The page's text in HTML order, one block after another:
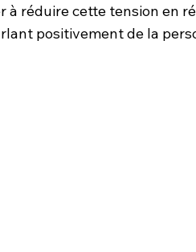
à réduire cette tension en
positivement de la